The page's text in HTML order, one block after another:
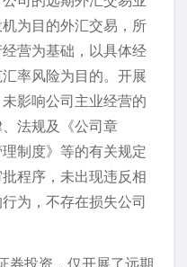
为目的外汇交易，所
营为基础，以具体经
率风险为目的。开展
影响公司主业经营的
法规及《公司章
制度》等的有关规定
程序，未出现违反相
为，不存在损失公司